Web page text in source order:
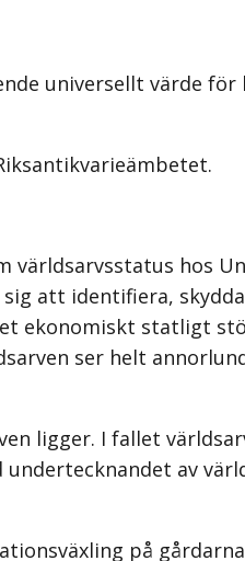
universellt värde
hos
att identifiera,
ekonomiskt statligt
ser helt
ligger. I fallet
av
på